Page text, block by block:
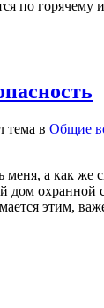
по горячему
тема в Общие
меня, а как же
дом охранной
этим,